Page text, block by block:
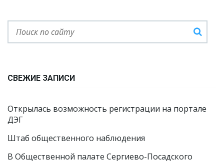
СВЕЖИЕ ЗАПИСИ
Открылась возможность регистрации на портале
ДЭГ
Штаб общественного наблюдения
В Общественной палате Сергиево-Посадского